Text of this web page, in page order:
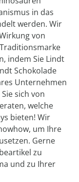
in das
werden. Wir
von
indem Sie Lindt
Schokolade
Unternehmen
sich von
welche
bieten! Wir
um Ihre
Gerne
zu
und zu Ihrer